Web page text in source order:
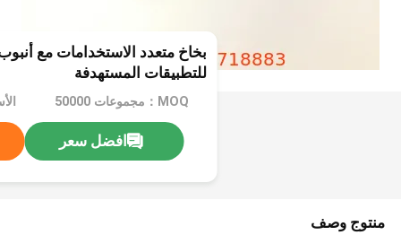
بخاخ متعدد الاستخدامات مع
للتطبيقات المستهدفة
MOQ：مجموعات 50000
افضل سعر
منتوج وصف